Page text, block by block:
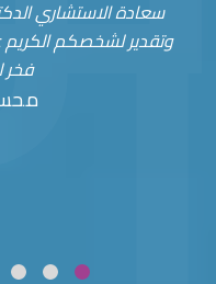
سعادة الاستشاري
وتقدير لشخصكم
فخر